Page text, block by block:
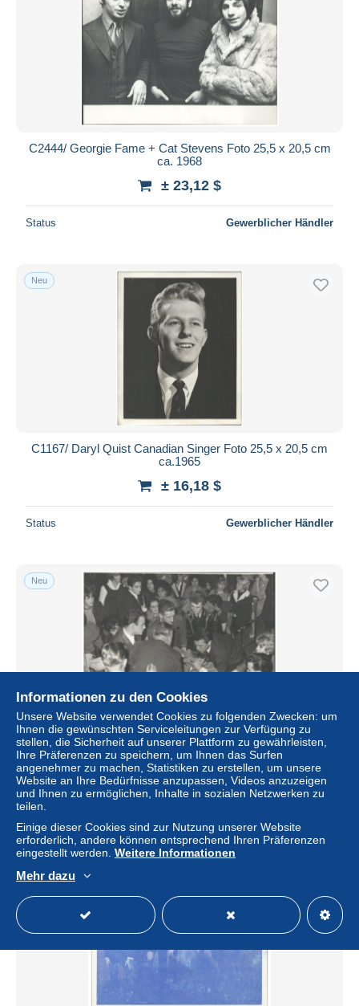
C2444/ Georgie Fame + Cat Stevens Foto 25,5 x 20,5 cm
ca. 1968
± 23,12 $
Status Gewerblicher Händler
Neu
C1167/ Daryl Quist Canadian Singer Foto 25,5 x 20,5 cm
ca.1965
± 16,18 $
Status Gewerblicher Händler
Neu
C1168/ Daryl Quist Canadian Singer falling from Stage
Foto 25,5 x 20,5 cm 1963
± 18,38 $
Status Gewerblicher Händler
Neu
Informationen zu den Cookies
Unsere Website verwendet Cookies zu folgenden Zwecken: um
Ihnen die gewünschten Serviceleitungen zur Verfügung zu
stellen, die Sicherheit auf unserer Plattform zu gewährleisten,
Ihre Präferenzen zu speichern, um Ihnen das Surfen
angenehmer zu machen, Statistiken zu erstellen, um unsere
Website an Ihre Bedürfnisse anzupassen, Videos anzuzeigen
und Ihnen zu ermöglichen, Inhalte in sozialen Netzwerken zu
teilen.
Einige dieser Cookies sind zur Nutzung unserer Website
erforderlich, andere können entsprechend Ihren Präferenzen
eingestellt werden. Weitere Informationen
Mehr dazu